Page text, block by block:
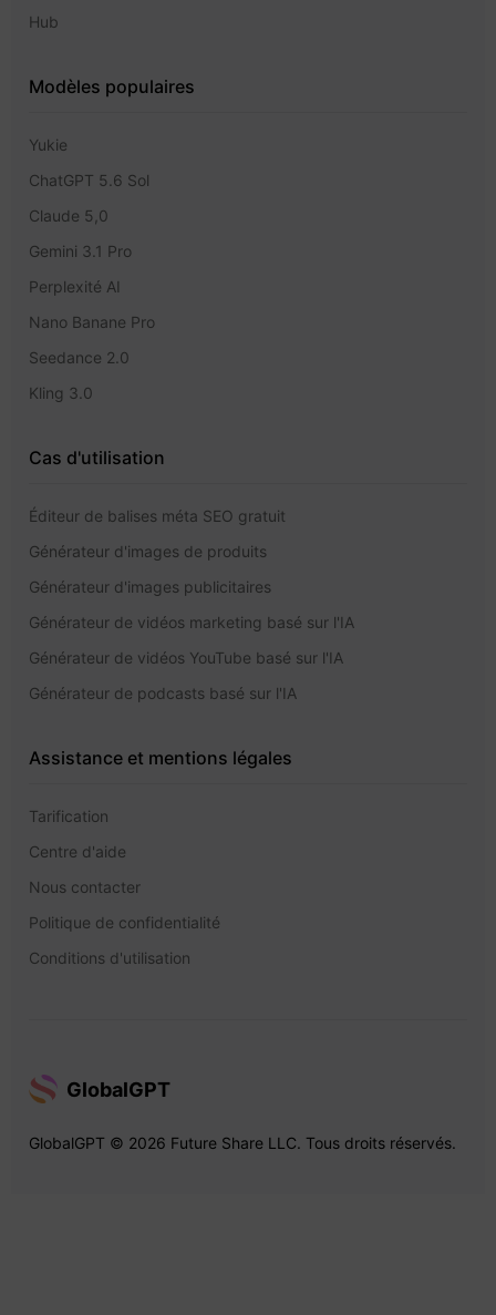
Hub
Modèles populaires
Yukie
ChatGPT 5.6 Sol
Claude 5,0
Gemini 3.1 Pro
Perplexité AI
Nano Banane Pro
Seedance 2.0
Kling 3.0
Cas d'utilisation
Éditeur de balises méta SEO gratuit
Générateur d'images de produits
Générateur d'images publicitaires
Générateur de vidéos marketing basé sur l'IA
Générateur de vidéos YouTube basé sur l'IA
Générateur de podcasts basé sur l'IA
Assistance et mentions légales
Tarification
Centre d'aide
Nous contacter
Politique de confidentialité
Conditions d'utilisation
GlobalGPT
GlobalGPT © 2026 Future Share LLC. Tous droits réservés.